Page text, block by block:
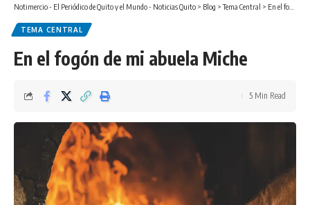
Notimercio - El Periódico de Quito y el Mundo - Noticias Quito > Blog >Tema Central > En el fogón de mi abuela Miche
TEMA CENTRAL
En el fogón de mi abuela Miche
5 Min Read